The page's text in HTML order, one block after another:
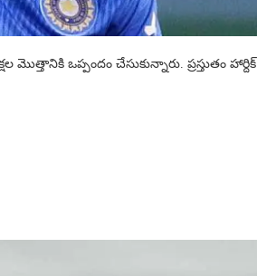
ఒప్పందం చేసుకున్నారు. ప్రస్తుతం హార్దిక్